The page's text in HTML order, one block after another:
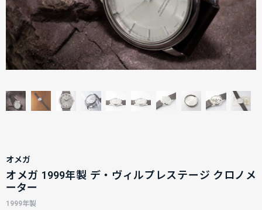
オメガ
オメガ 1999年製 デ・ヴィルプレステージ クロノメ
ーター
1999年製